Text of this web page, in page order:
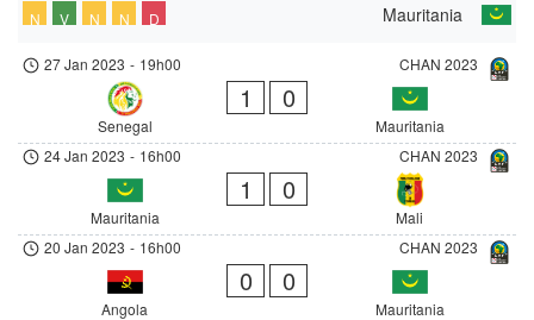
Mauritania
N V N N D
CHAN 2023
27 Jan 2023 - 19h00
Senegal
1 0
Mauritania
CHAN 2023
24 Jan 2023 - 16h00
Mauritania
1 0
Mali
CHAN 2023
20 Jan 2023 - 16h00
Angola
0 0
Mauritania